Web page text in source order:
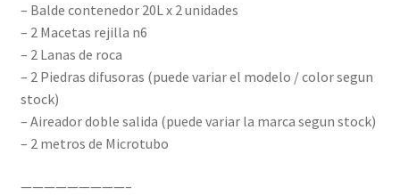
– Balde contenedor 20L x 2 unidades
– 2 Macetas rejilla n6
– 2 Lanas de roca
– 2 Piedras difusoras (puede variar el modelo / color segun
stock)
– Aireador doble salida (puede variar la marca segun stock)
– 2 metros de Microtubo
—————————–